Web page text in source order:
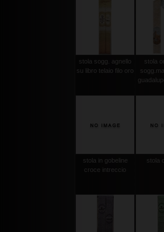
stola sogg. agnello
su libro telaio filo oro
stola
stola in gobeline
croce intreccio
stola